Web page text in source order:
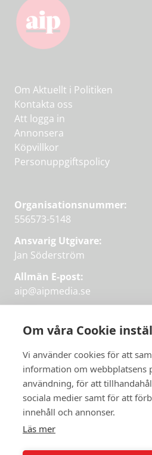
Om våra Cookie
Vi använder cookies för att
information om webbplatsens
användning, för att
sociala medier samt för att
innehåll och annonser.
Läs mer
Om Aktuellt i Politiken
Kontakta oss
Att logga in
Annonsera
Köpvillkor
Personuppgiftspolicy
Organisationsnummer:
556573-5148
Ansvarig Utgivare:
Jan Söderström
Allmän E-post:
aip@aipmedia.se
aip@flowyinfo.seeller 08-1210
Instagram
LinkedIn
Twitter
Facebook
Få veckans bästa
artiklar på mejlen
PRENUMERERA